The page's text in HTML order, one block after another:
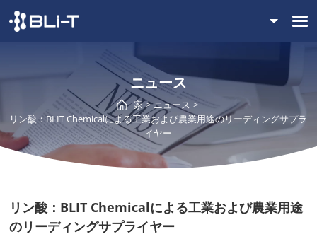
ニュース
家
ニュース
リン酸：BLIT Chemicalによる工業および農業用途のリーディングサプラ
イヤー
リン酸：BLIT Chemicalによる工業および農業用途
のリーディングサプライヤー